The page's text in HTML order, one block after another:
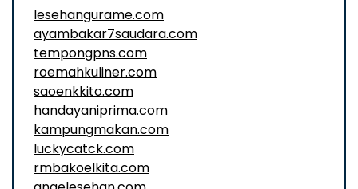
lesehangurame.com
ayambakar7saudara.com
tempongpns.com
roemahkuliner.com
saoenkkito.com
handayaniprima.com
kampungmakan.com
luckycatck.com
rmbakoelkita.com